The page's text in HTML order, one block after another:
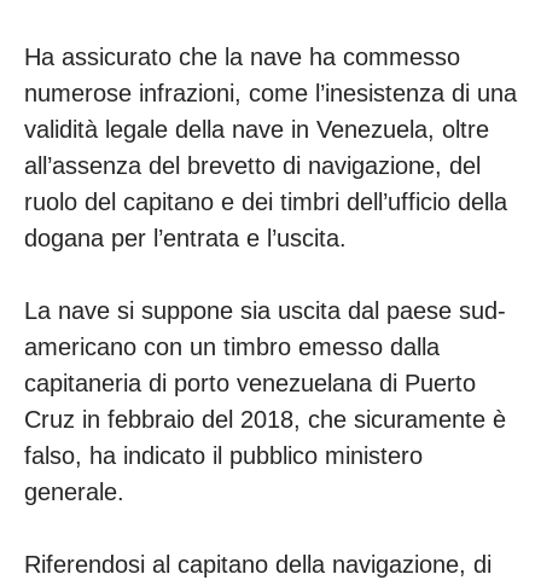
Ha assicurato che la nave ha commesso
numerose infrazioni, come l’inesistenza di una
validità legale della nave in Venezuela, oltre
all’assenza del brevetto di navigazione, del
ruolo del capitano e dei timbri dell’ufficio della
dogana per l’entrata e l’uscita.
La nave si suppone sia uscita dal paese sud-
americano con un timbro emesso dalla
capitaneria di porto venezuelana di Puerto
Cruz in febbraio del 2018, che sicuramente è
falso, ha indicato il pubblico ministero
generale.
Riferendosi al capitano della navigazione, di